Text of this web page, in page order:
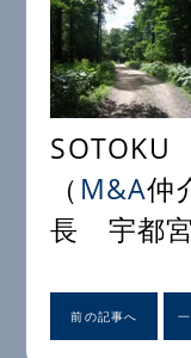
（ M&A仲
長 宇都
前の記事へ